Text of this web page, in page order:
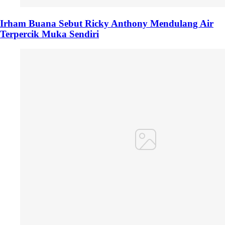
Irham Buana Sebut Ricky Anthony Mendulang Air
Terpercik Muka Sendiri